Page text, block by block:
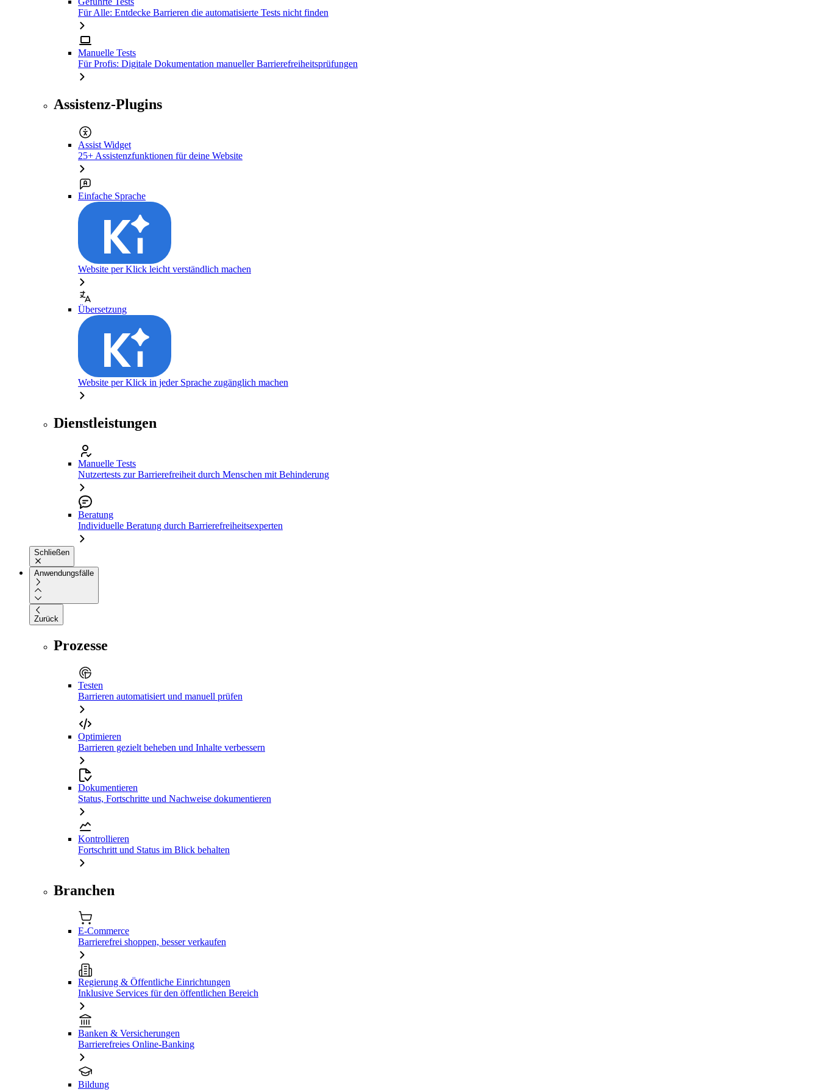
Für Alle: Entdecke Barrieren die automatisierte Tests nicht finden
Manuelle Tests
Für Profis: Digitale Dokumentation manueller Barrierefreiheitsprüfungen
Assistenz-Plugins
Assist Widget
25+ Assistenzfunktionen für deine Website
Einfache Sprache
Website per Klick leicht verständlich machen
Übersetzung
Website per Klick in jeder Sprache zugänglich machen
Dienstleistungen
Manuelle Tests
Nutzertests zur Barrierefreiheit durch Menschen mit Behinderung
Beratung
Individuelle Beratung durch Barrierefreiheitsexperten
Schließen
Anwendungsfälle
Zurück
Prozesse
Testen
Barrieren automatisiert und manuell prüfen
Optimieren
Barrieren gezielt beheben und Inhalte verbessern
Dokumentieren
Status, Fortschritte und Nachweise dokumentieren
Kontrollieren
Fortschritt und Status im Blick behalten
Branchen
E-Commerce
Barrierefrei shoppen, besser verkaufen
Regierung & Öffentliche Einrichtungen
Inklusive Services für den öffentlichen Bereich
Banken & Versicherungen
Barrierefreies Online-Banking
Bildung